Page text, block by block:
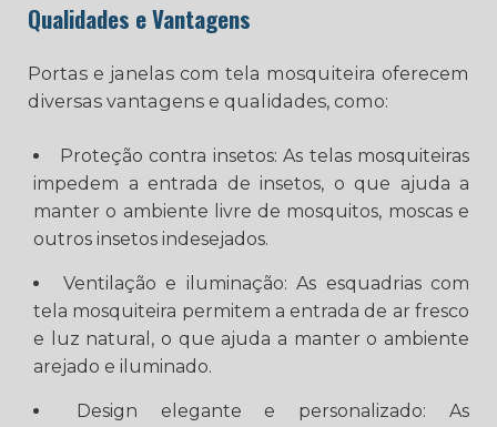
Qualidades e Vantagens
Portas e janelas com tela mosquiteira oferecem
diversas vantagens e qualidades, como:
Proteção contra insetos: As telas mosquiteiras
impedem a entrada de insetos, o que ajuda a
manter o ambiente livre de mosquitos, moscas e
outros insetos indesejados.
Ventilação e iluminação: As esquadrias com
tela mosquiteira permitem a entrada de ar fresco
e luz natural, o que ajuda a manter o ambiente
arejado e iluminado.
Design elegante e personalizado: As